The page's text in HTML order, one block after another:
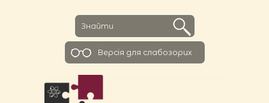
Версiя для слабозорих